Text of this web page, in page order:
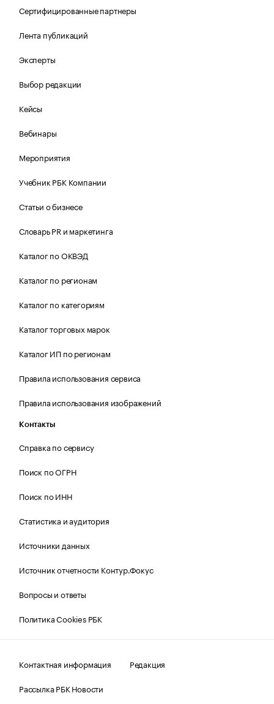
Сертифицированные партнеры
Лента публикаций
Эксперты
Выбор редакции
Кейсы
Вебинары
Мероприятия
Учебник РБК Компании
Статьи о бизнесе
Словарь PR и маркетинга
Каталог по ОКВЭД
Каталог по регионам
Каталог по категориям
Каталог торговых марок
Каталог ИП по регионам
Правила использования сервиса
Правила использования изображений
Контакты
Справка по сервису
Поиск по ОГРН
Поиск по ИНН
Статистика и аудитория
Источники данных
Источник отчетности Контур.Фокус
Вопросы и ответы
Политика Cookies РБК
Контактная информация
Редакция
Рассылка РБК Новости